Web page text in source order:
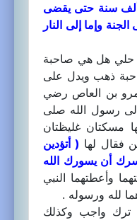
سنة حتى يقضى
وإما إلى النار
حلي هل هي صاحبة
ذهب ويدل على
بن العاص رضي
رسول الله صلى
مسكتان غليظتان
فقال لها ( أتؤدين
أن يسورك الله
وأعطتهما النبي
لله ورسوله .
ترك واجب وكذلك